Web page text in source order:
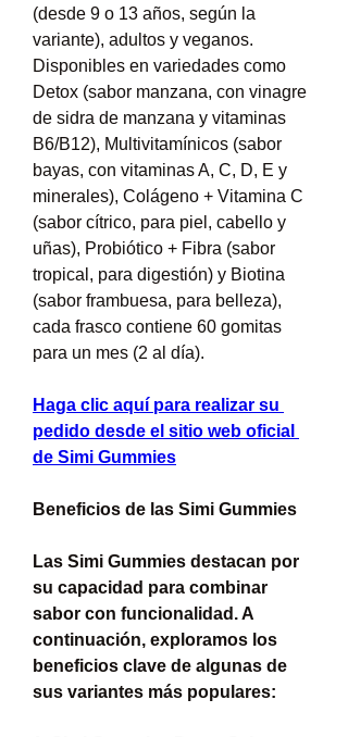
(desde 9 o 13 años, según la
variante), adultos y veganos.
Disponibles en variedades como
Detox (sabor manzana, con vinagre
de sidra de manzana y vitaminas
B6/B12), Multivitamínicos (sabor
bayas, con vitaminas A, C, D, E y
minerales), Colágeno + Vitamina C
(sabor cítrico, para piel, cabello y
uñas), Probiótico + Fibra (sabor
tropical, para digestión) y Biotina
(sabor frambuesa, para belleza),
cada frasco contiene 60 gomitas
para un mes (2 al día).
Haga clic aquí para realizar su
pedido desde el sitio web oficial
de Simi Gummies
Beneficios de las Simi Gummies
Las Simi Gummies destacan por
su capacidad para combinar
sabor con funcionalidad. A
continuación, exploramos los
beneficios clave de algunas de
sus variantes más populares: